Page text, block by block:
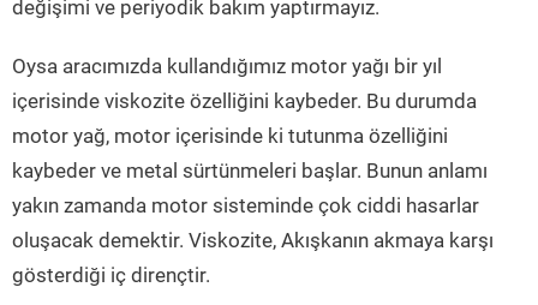
değişimi ve periyodik bakım yaptırmayız.
Oysa aracımızda kullandığımız motor yağı bir yıl
içerisinde viskozite özelliğini kaybeder. Bu durumda
motor yağ, motor içerisinde ki tutunma özelliğini
kaybeder ve metal sürtünmeleri başlar. Bunun anlamı
yakın zamanda motor sisteminde çok ciddi hasarlar
oluşacak demektir. Viskozite, Akışkanın akmaya karşı
gösterdiği iç dirençtir.